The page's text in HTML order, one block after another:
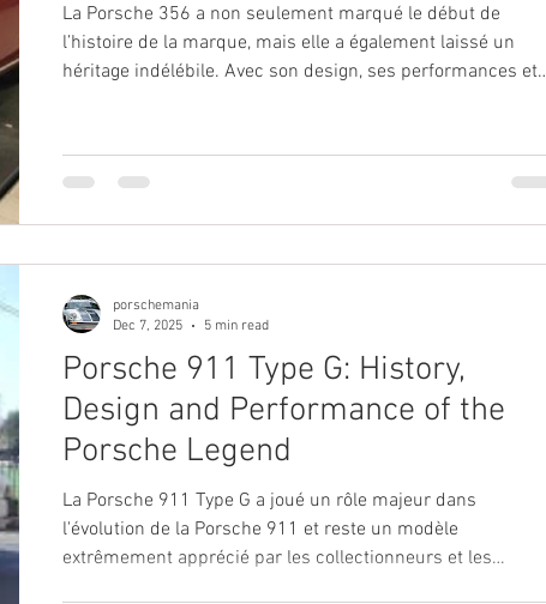
La Porsche 356 a non seulement marqué le début de
l’histoire de la marque, mais elle a également laissé un
héritage indélébile. Avec son design, ses performances et
Porsche 911 Type G: History,
Design and Performance of the
Porsche Legend
La Porsche 911 Type G a joué un rôle majeur dans
l'évolution de la Porsche 911 et reste un modèle
extrêmement apprécié par les collectionneurs et les
porschemania
Dec 7, 2025
5 min read